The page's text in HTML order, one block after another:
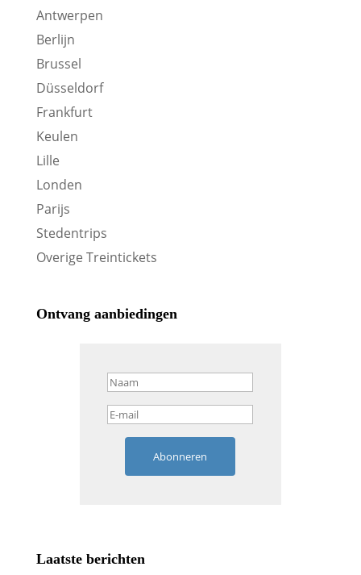
Antwerpen
Berlijn
Brussel
Düsseldorf
Frankfurt
Keulen
Lille
Londen
Parijs
Stedentrips
Overige Treintickets
Ontvang aanbiedingen
Abonneren
Laatste berichten